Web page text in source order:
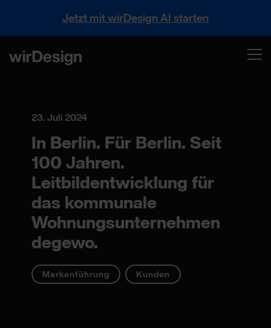
Jetzt mit wirDesign AI starten
23. Juli 2024
In Berlin. Für Berlin. Seit
100 Jahren.
Leitbildentwicklung für
das kommunale
Wohnungsunternehmen
degewo.
Markenführung Kunden